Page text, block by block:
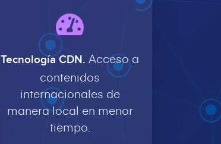
Tecnología CDN. Acceso a
contenidos
internacionales de
manera local en menor
tiempo.